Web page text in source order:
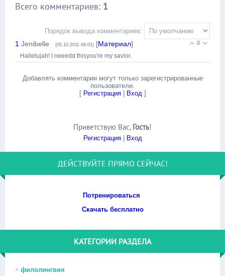
Всего комментариев: 1
Порядок вывода комментариев:
0
1 Jenibelle (05.10.2011 06:01) [Материал]
Hallelujah! I neeedd thisyou're my savior.
Добавлять комментарии могут только зарегистрированные
пользователи.
[ Регистрация| Вход]
Приветствую Вас, Гость!
Регистрация| Вход
ДЕЙСТВУЙТЕ ПРЯМО СЕЙЧАС!
Потренироваться
Скачать бесплатно
КАТЕГОРИИ РАЗДЕЛА
филолингвия